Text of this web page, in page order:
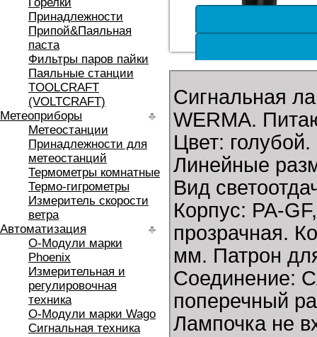
Принадлежности
Припой&Паяльная
паста
Фильтры паров пайки
Паяльные станции
TOOLCRAFT
(VOLTCRAFT)
Метеоприборы
Метеостанции
Принадлежности для
метеостанций
Термометры комнатные
Термо-гигрометры
Измеритель скорости
ветра
Автоматизация
O-Модули марки
Phoenix
Измерительная и
регулировочная
техника
O-Модули марки Wago
Сигнальная техника
Сигнальная
WERMA.
Цвет:
Линейные
Вид
Корпус: PA-
прозрачная.
мм. Патрон
Соединение:
поперечный
Лампочка не